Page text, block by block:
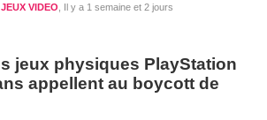
Il y a 1 semaine et 2 jours
JEUX VIDEO
jeux physiques PlayStation
appellent au boycott de